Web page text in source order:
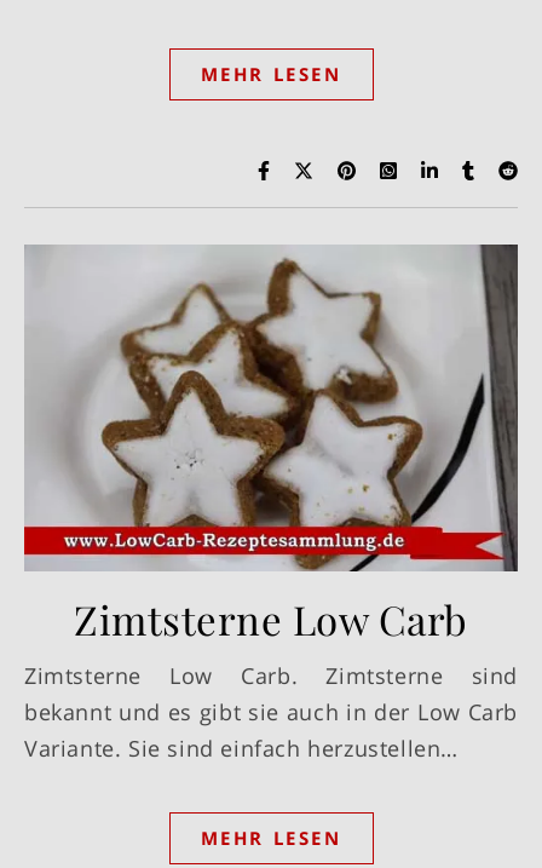
MEHR LESEN
Zimtsterne Low Carb
Zimtsterne Low Carb. Zimtsterne sind
bekannt und es gibt sie auch in der Low Carb
Variante. Sie sind einfach herzustellen…
MEHR LESEN